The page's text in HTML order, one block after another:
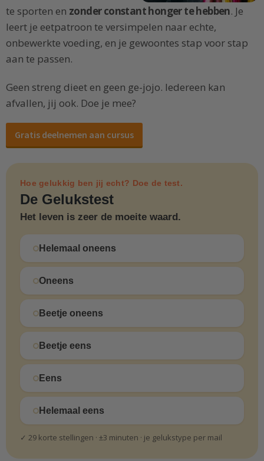
te sporten en zonder constant honger te hebben. Je
leert je eetpatroon te versimpelen naar echte,
onbewerkte voeding, en je gewoontes stap voor stap
aan te passen.
Geen streng dieet en geen ge-jojo. Iedereen kan
afvallen, jij ook. Doe je mee?
Gratis deelnemen aan cursus
Hoe gelukkig ben jij echt? Doe de test.
De Gelukstest
Het leven is zeer de moeite waard.
Helemaal oneens
Oneens
Beetje oneens
Beetje eens
Eens
Helemaal eens
✓ 29 korte stellingen · ±3 minuten · je gelukstype per mail